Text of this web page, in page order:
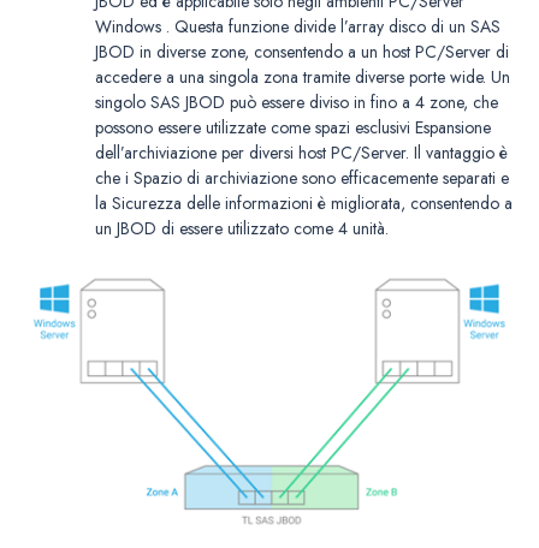
Windows . Questa funzione divide l’array disco di un SAS
JBOD in diverse zone, consentendo a un host PC/Server di
accedere a una singola zona tramite diverse porte wide. Un
singolo SAS JBOD può essere diviso in fino a 4 zone, che
possono essere utilizzate come spazi esclusivi Espansione
dell’archiviazione per diversi host PC/Server. Il vantaggio è
che i Spazio di archiviazione sono efficacemente separati e
la Sicurezza delle informazioni è migliorata, consentendo a
un JBOD di essere utilizzato come 4 unità.